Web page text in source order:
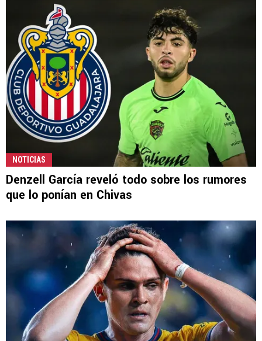
NOTICIAS
Denzell García reveló todo sobre los rumores
que lo ponían en Chivas